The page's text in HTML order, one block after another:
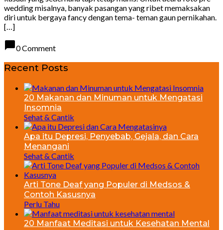
wedding misalnya, banyak pasangan yang ribet memaksakan
diri untuk bergaya fancy dengan tema- teman gaun pernikahan.
[…]
chat_bubble0 Comment
Recent Posts
20 Makanan dan Minuman untuk Mengatasi
Insomnia
Sehat & Cantik
Apa itu Depresi, Penyebab, Gejala, dan Cara
Menangani
Sehat & Cantik
Arti Tone Deaf yang Populer di Medsos &
Contoh Kasusnya
Perlu Tahu
20 Manfaat Meditasi untuk Kesehatan Mental